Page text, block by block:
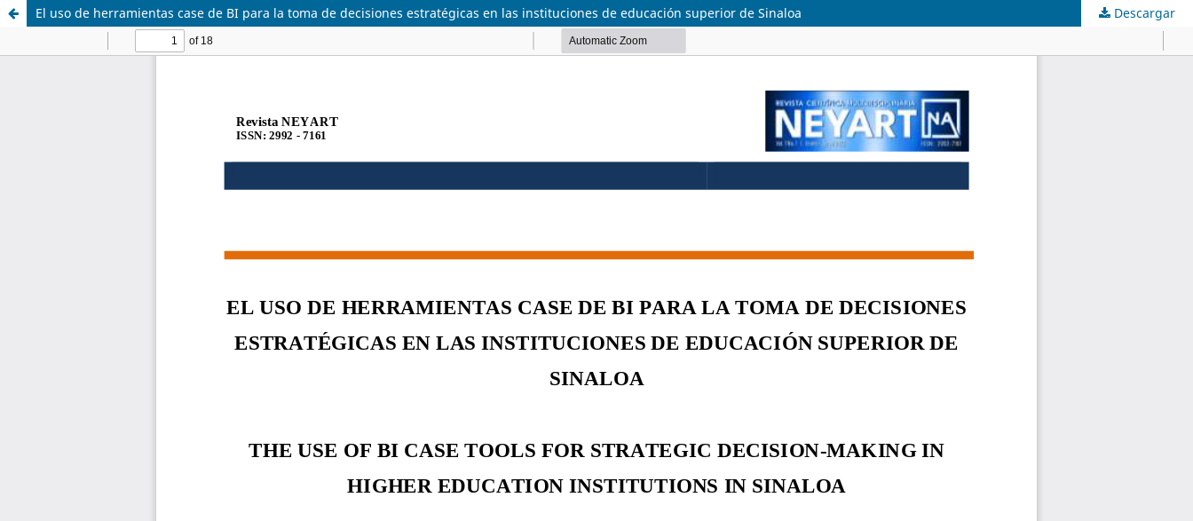
El uso de herramientas case de BI para la toma de decisiones estratégicas en las instituciones de educación superior de Sinaloa Descargar